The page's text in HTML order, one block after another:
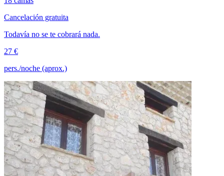
Cancelación gratuita
Todavía no se te cobrará nada.
27 €
pers./noche (aprox.)